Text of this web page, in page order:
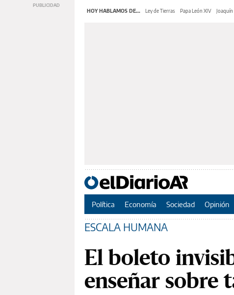
HOY HABLAMOS DE... Ley de Tierras Papa León XIV Joaquín
Política Economía Sociedad Opinión
ESCALA HUMANA
El boleto
enseñar sobre